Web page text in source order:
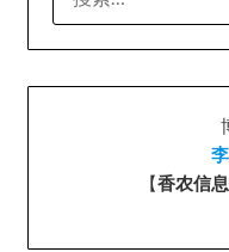
索：
【香农信